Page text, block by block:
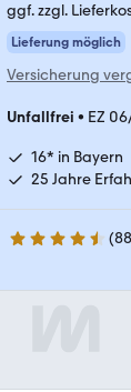
ggf. zzgl.
Lieferung möglich
Versicherung
Unfallfrei • EZ
16* in Bayern
25 Jahre
4.3 Sterne (88